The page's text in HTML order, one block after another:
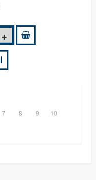
7 8 9
10